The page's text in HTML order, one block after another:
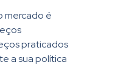
mercado é
praticados
a sua política